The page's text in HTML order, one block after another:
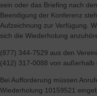
sein oder das Briefing nach
Beendigung der Konferenz
Aufzeichnung zur Verfügung.
sich die Wiederholung
(877) 344-7529 aus den
(412) 317-0088 von außerhalb
Bei Aufforderung müssen
Wiederholung 10159521